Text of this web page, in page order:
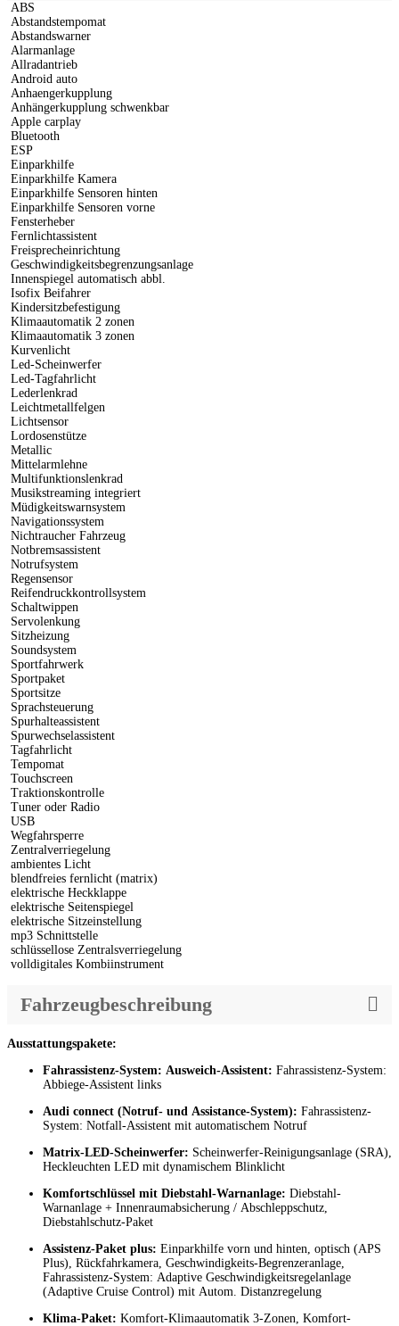
ABS
Abstandstempomat
Abstandswarner
Alarmanlage
Allradantrieb
Android auto
Anhaengerkupplung
Anhängerkupplung schwenkbar
Apple carplay
Bluetooth
ESP
Einparkhilfe
Einparkhilfe Kamera
Einparkhilfe Sensoren hinten
Einparkhilfe Sensoren vorne
Fensterheber
Fernlichtassistent
Freisprecheinrichtung
Geschwindigkeitsbegrenzungsanlage
Innenspiegel automatisch abbl.
Isofix Beifahrer
Kindersitzbefestigung
Klimaautomatik 2 zonen
Klimaautomatik 3 zonen
Kurvenlicht
Led-Scheinwerfer
Led-Tagfahrlicht
Lederlenkrad
Leichtmetallfelgen
Lichtsensor
Lordosenstütze
Metallic
Mittelarmlehne
Multifunktionslenkrad
Musikstreaming integriert
Müdigkeitswarnsystem
Navigationssystem
Nichtraucher Fahrzeug
Notbremsassistent
Notrufsystem
Regensensor
Reifendruckkontrollsystem
Schaltwippen
Servolenkung
Sitzheizung
Soundsystem
Sportfahrwerk
Sportpaket
Sportsitze
Sprachsteuerung
Spurhalteassistent
Spurwechselassistent
Tagfahrlicht
Tempomat
Touchscreen
Traktionskontrolle
Tuner oder Radio
USB
Wegfahrsperre
Zentralverriegelung
ambientes Licht
blendfreies fernlicht (matrix)
elektrische Heckklappe
elektrische Seitenspiegel
elektrische Sitzeinstellung
mp3 Schnittstelle
schlüssellose Zentralsverriegelung
volldigitales Kombiinstrument
Fahrzeugbeschreibung
Ausstattungspakete:
Fahrassistenz-System: Ausweich-Assistent: Fahrassistenz-System:
Abbiege-Assistent links
Audi connect (Notruf- und Assistance-System): Fahrassistenz-
System: Notfall-Assistent mit automatischem Notruf
Matrix-LED-Scheinwerfer: Scheinwerfer-Reinigungsanlage (SRA),
Heckleuchten LED mit dynamischem Blinklicht
Komfortschlüssel mit Diebstahl-Warnanlage: Diebstahl-
Warnanlage + Innenraumabsicherung / Abschleppschutz,
Diebstahlschutz-Paket
Assistenz-Paket plus: Einparkhilfe vorn und hinten, optisch (APS
Plus), Rückfahrkamera, Geschwindigkeits-Begrenzeranlage,
Fahrassistenz-System: Adaptive Geschwindigkeitsregelanlage
(Adaptive Cruise Control) mit Autom. Distanzregelung
Klima-Paket: Komfort-Klimaautomatik 3-Zonen, Komfort-